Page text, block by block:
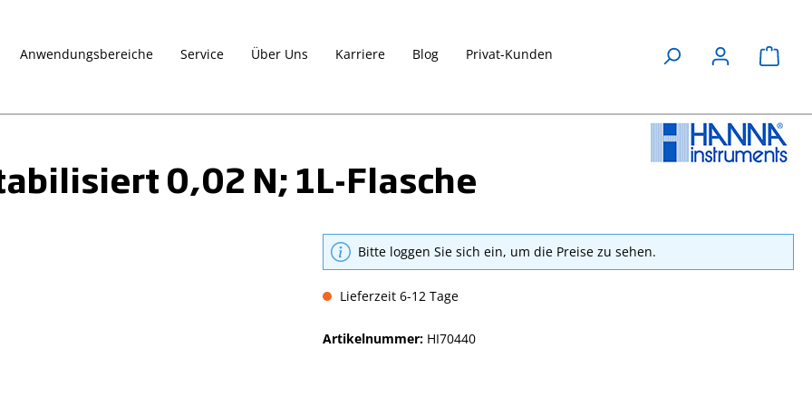
Anwendungsbereiche Service Über Uns Karriere Blog Privat-Kunden
0,02 N; 1L-Flasche
Bitte loggen Sie sich ein, um die Preise zu sehen.
Lieferzeit 6-12 Tage
Artikelnummer: HI70440